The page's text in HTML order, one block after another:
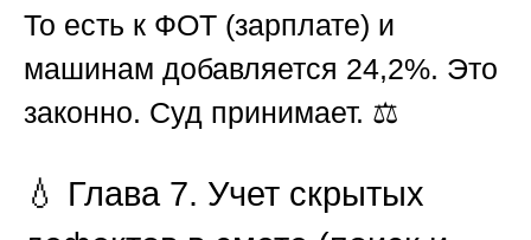
То есть к ФОТ (зарплате) и
машинам добавляется 24,2%. Это
законно. Суд принимает. ⚖️
💧 Глава 7. Учет скрытых